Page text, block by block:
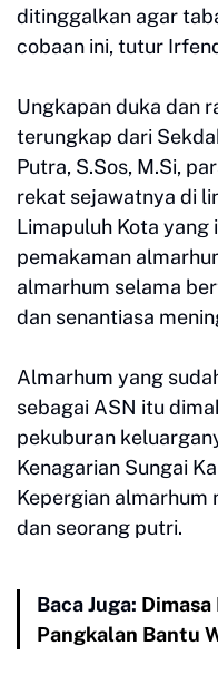
ditinggalkan agar
cobaan ini, tutur
Ungkapan duka dan
terungkap dari
Putra, S.Sos, M.Si,
rekat sejawatnya di
Limapuluh Kota
pemakaman
almarhum selama
dan senantiasa
Almarhum yang
sebagai ASN itu
pekuburan
Kenagarian Sungai
Kepergian almarhum
dan seorang putri.
Baca Juga:
Pangkalan Bantu